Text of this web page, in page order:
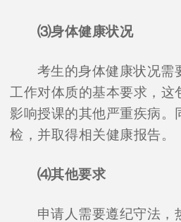
⑶身体健康状况
考生的身体健康状况需
工作对体质的基本要求，这
影响授课的其他严重疾病。
检，并取得相关健康报告。
⑷其他要求
申请人需要遵纪守法，